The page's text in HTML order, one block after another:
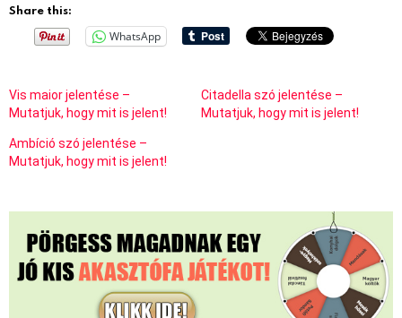
Share this:
WhatsApp
Vis maior jelentése –
Mutatjuk, hogy mit is jelent!
Citadella szó jelentése –
Mutatjuk, hogy mit is jelent!
Ambíció szó jelentése –
Mutatjuk, hogy mit is jelent!